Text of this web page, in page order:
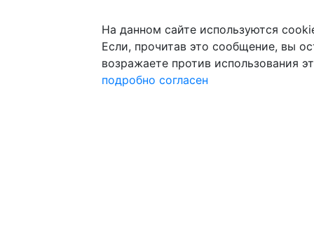
На данном сайте используются
Если, прочитав это сообщение, вы
возражаете против использования
подробно согласен